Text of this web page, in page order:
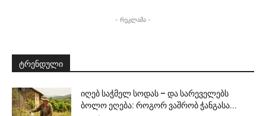
- რეკლამა -
ტრენდული
იღებ საჭმელ სოდას – და სარეველებს
ბოლო ეღება: როგორ ვაშრობ ჭანგასა...